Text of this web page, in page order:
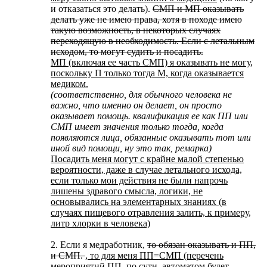
и отказаться это делать). СМП и МП оказывать
делать уже не имею права, хотя в походе имею
такую возможность, в некоторых случаях
переходящую в необходимость. Если с летальным
исходом, то могут судить и посадить.
МП (включая ее часть СМП) я оказывать не могу,
поскольку П только тогда М, когда оказывается
медиком.
(соответственно, для обычного человека не
важно, что именно он делает, он просто
оказывает помощь. квалификация ее как ПП или
СМП имеет значения только тогда, когда
появляются лица, обязанные оказывать тот или
иной вид помощи, ну это так, ремарка)
Посадить меня могут с крайне малой степенью
вероятности, даже в случае летального исхода,
если только мои действия не были напрочь
лишены здравого смысла, логики, не
основывались на элементарных знаниях (в
случаях пищевого отравления залить, к примеру,
литр хлорки в человека)
2. Если я медработник, то обязан оказывать и ПП,
и СМП., то для меня ПП=СМП (перечень